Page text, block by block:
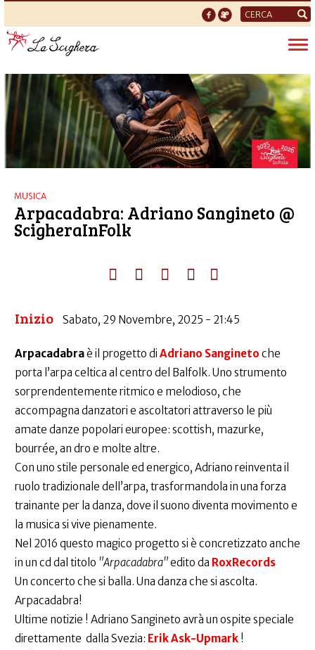
Form
di
ricerca
MUSICA
Arpacadabra: Adriano Sangineto @
ScigheraInFolk
Inizio Sabato, 29 Novembre, 2025 - 21:45
Arpacadabraè il progetto di Adriano Sangineto che
porta l’arpa celtica al centro del Balfolk. Uno strumento
sorprendentemente ritmico e melodioso, che
accompagna danzatori e ascoltatori attraverso le più
amate danze popolari europee: scottish, mazurke,
bourrée, an dro e molte altre.
Con uno stile personale ed energico, Adriano reinventa il
ruolo tradizionale dell’arpa, trasformandola in una forza
trainante per la danza, dove il suono diventa movimento e
la musica si vive pienamente.
Nel 2016 questo magico progetto si è concretizzato anche
in un cd dal titolo "Arpacadabra"edito da RoxRecords
Un concerto che si balla. Una danza che si ascolta.
Arpacadabra!
Ultime notizie ! Adriano Sangineto avrà un ospite speciale
direttamente dalla Svezia: Erik Ask-Upmark !